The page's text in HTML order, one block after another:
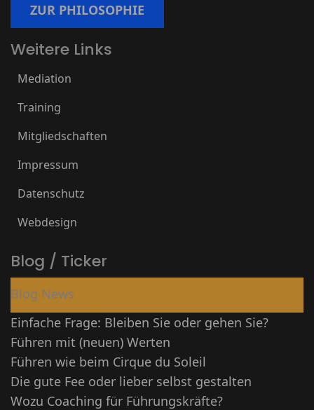
ZUR PHILOSOPHIE
Weitere Links
Mediation
Training
Mitgliedschaften
Impressum
Datenschutz
Webdesign
Blog / Ticker
Blog News
Einfache Frage: Bleiben Sie oder gehen Sie?
Führen mit (neuen) Werten
Führen wie beim Cirque du Soleil
Die gute Fee oder lieber selbst gestalten
Wozu Coaching für Führungskräfte?